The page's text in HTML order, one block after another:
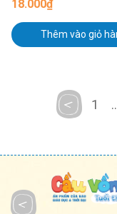
18.000₫
Thêm vào giỏ
1